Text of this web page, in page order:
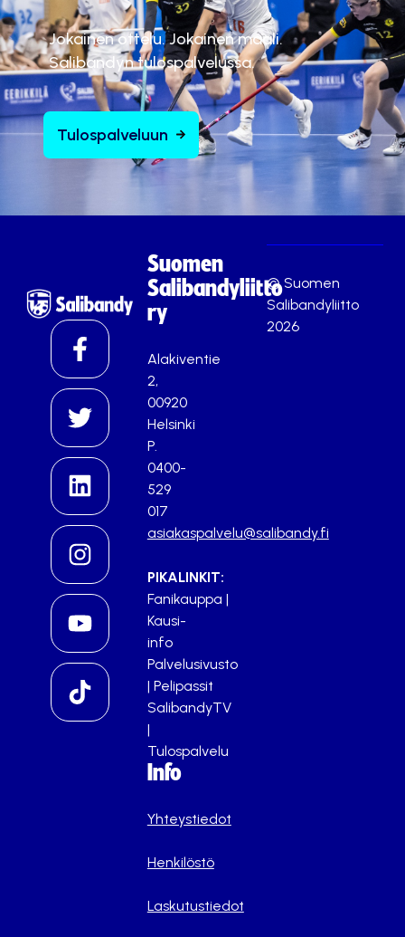
Jokainen ottelu. Jokainen maali.
Salibandyn tulospalvelussa.
Tulospalveluun
Suomen
Salibandyliitto
ry
Alakiventie
2,
00920
Helsinki
P.
0400-
529
017
asiakaspalvelu@salibandy.fi
PIKALINKIT:
Fanikauppa |
Kausi-
info
Palvelusivusto
| Pelipassit
SalibandyTV
|
Tulospalvelu
Info
Yhteystiedot
Henkilöstö
Laskutustiedot
© Suomen
Salibandyliitto
2026